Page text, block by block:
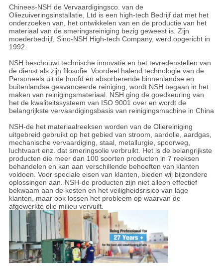
Chinees-NSH de Vervaardigingsco. van de
Oliezuiveringsinstallatie, Ltd is een high-tech Bedrijf dat met het
onderzoeken van, het ontwikkelen van en de productie van het
materiaal van de smeringsreiniging bezig geweest is. Zijn
moederbedrijf, Sino-NSH High-tech Company, werd opgericht in
1992.
NSH beschouwt technische innovatie en het tevredenstellen van
de dienst als zijn filosofie. Voordeel halend technologie van de
Personeels uit de hoofd en absorberende binnenlandse en
buitenlandse geavanceerde reiniging, wordt NSH begaan in het
maken van reinigingsmateriaal. NSH ging de goedkeuring van
het de kwaliteitssysteem van ISO 9001 over en wordt de
belangrijkste vervaardigingsbasis van reinigingsmachine in China
NSH-de het materiaalreeksen worden van de Oliereiniging
uitgebreid gebruikt op het gebied van stroom, aardolie, aardgas,
mechanische vervaardiging, staal, metallurgie, spoorweg,
luchtvaart enz. dat smeringsolie verbruikt. Het is de belangrijkste
producten die meer dan 100 soorten producten in 7 reeksen
behandelen en kan aan verschillende behoeften van klanten
voldoen. Voor speciale eisen van klanten, bieden wij bijzondere
oplossingen aan. NSH-de producten zijn niet alleen effectief
bekwaam aan de kosten en het veiligheidsrisico van lage
klanten, maar ook lossen het probleem op waarvan de
afgewerkte olie milieu vervuilt.